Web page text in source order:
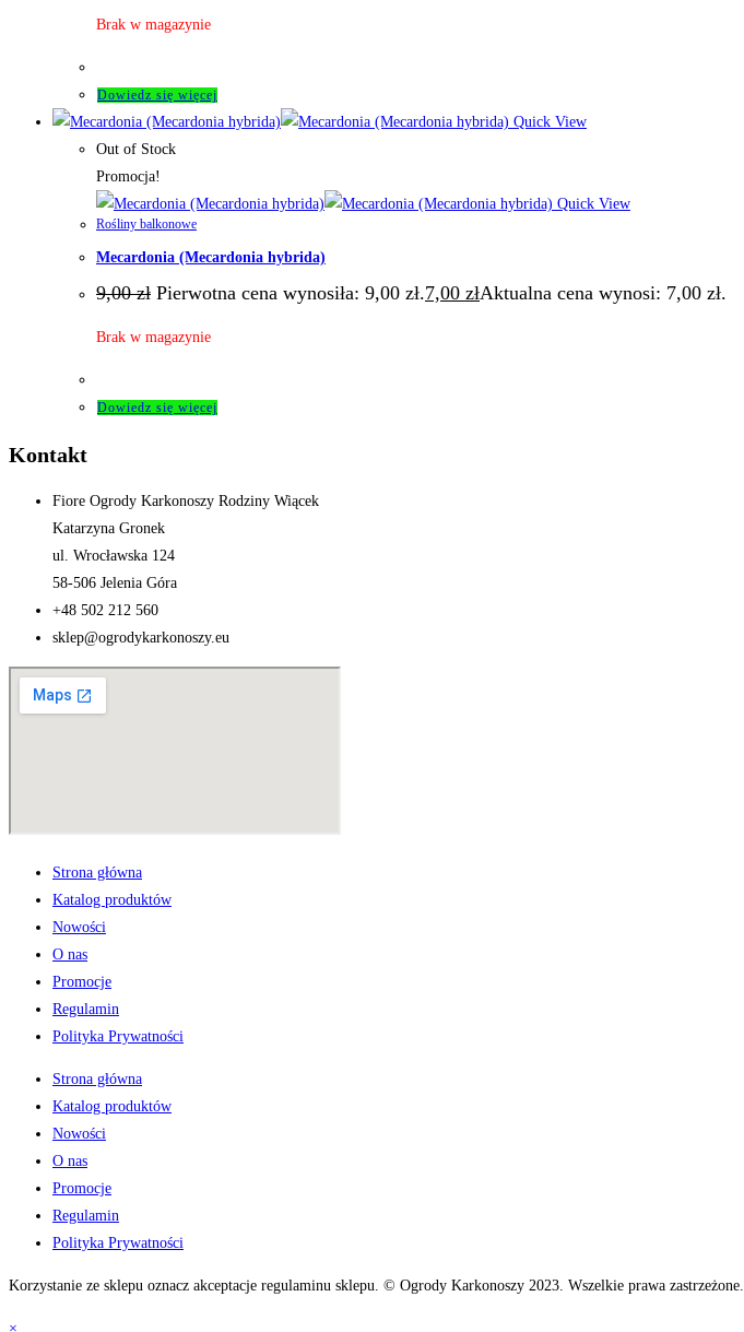
Brak w magazynie
Dowiedz się więcej
Quick View
Out of Stock
Promocja!
Quick View
Rośliny balkonowe
Mecardonia (Mecardonia hybrida)
9,00zł Pierwotna cena wynosiła: 9,00 zł.7,00 złAktualna cena wynosi: 7,00 zł.
Brak w magazynie
Dowiedz się więcej
Kontakt
Fiore Ogrody Karkonoszy Rodziny Wiącek
Katarzyna Gronek
ul. Wrocławska 124
58-506 Jelenia Góra
+48 502 212 560
sklep@ogrodykarkonoszy.eu
Strona główna
Katalog produktów
Nowości
O nas
Promocje
Regulamin
Polityka Prywatności
Strona główna
Katalog produktów
Nowości
O nas
Promocje
Regulamin
Polityka Prywatności
Korzystanie ze sklepu oznacz akceptacje regulaminu sklepu. © Ogrody Karkonoszy 2023. Wszelkie prawa zastrzeżone.
×